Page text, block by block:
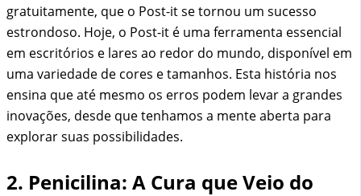
gratuitamente, que o Post-it se tornou um sucesso
estrondoso. Hoje, o Post-it é uma ferramenta essencial
em escritórios e lares ao redor do mundo, disponível em
uma variedade de cores e tamanhos. Esta história nos
ensina que até mesmo os erros podem levar a grandes
inovações, desde que tenhamos a mente aberta para
explorar suas possibilidades.
2. Penicilina: A Cura que Veio do